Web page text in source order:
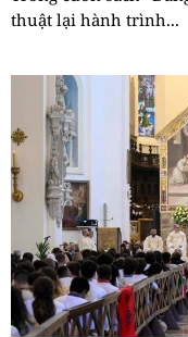
thuật lại hành trình...